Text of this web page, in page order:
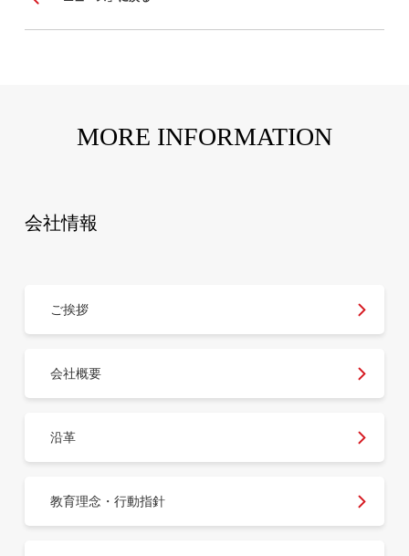
MORE INFORMATION
会社情報
ご挨拶
会社概要
沿革
教育理念・行動指針